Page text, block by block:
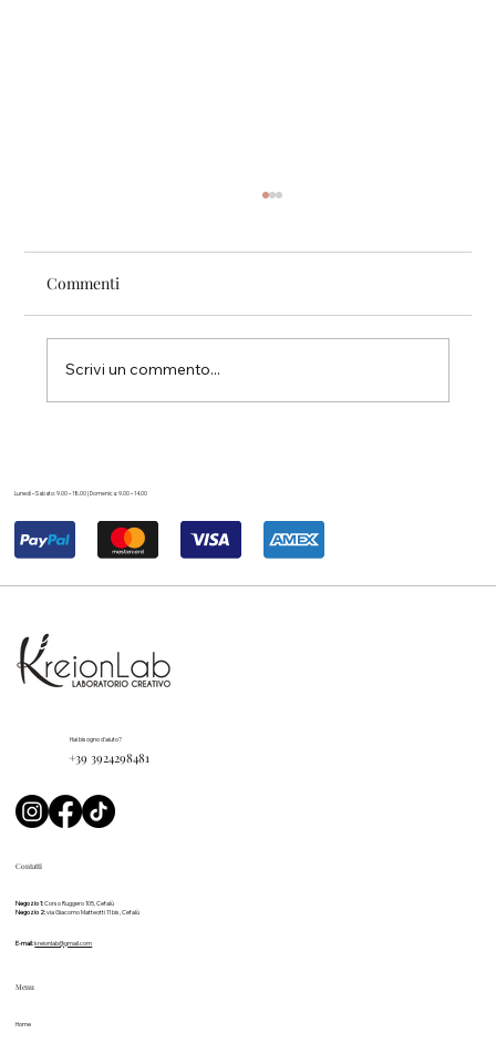
Pari.
Commenti
Scrivi un commento...
Contatti
Negozio 1:Corso Ruggero 105, Cefalù
Negozio 2:via Giacomo Matteotti 11 bis, Cefalù
E-mail: kreionlab@gmail.com
Menu
Home
Hai bisogno d'aiuto?
+39 3924298481
Lunedì – Sabato: 9.00 – 18.00 | Domenica: 9.00 – 14.00